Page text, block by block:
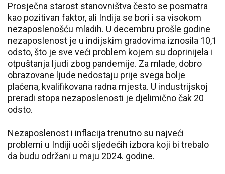
Prosječna starost stanovništva često se posmatra
kao pozitivan faktor, ali Indija se bori i sa visokom
nezaposlenošću mladih. U decembru prošle godine
nezaposlenost je u indijskim gradovima iznosila 10,1
odsto, što je sve veći problem kojem su doprinijela i
otpuštanja ljudi zbog pandemije. Za mlade, dobro
obrazovane ljude nedostaju prije svega bolje
plaćena, kvalifikovana radna mjesta. U industrijskoj
preradi stopa nezaposlenosti je djelimično čak 20
odsto.
Nezaposlenost i inflacija trenutno su najveći
problemi u Indiji uoči sljedećih izbora koji bi trebalo
da budu održani u maju 2024. godine.